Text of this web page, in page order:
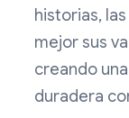
historias,
mejor sus
creando
duradera